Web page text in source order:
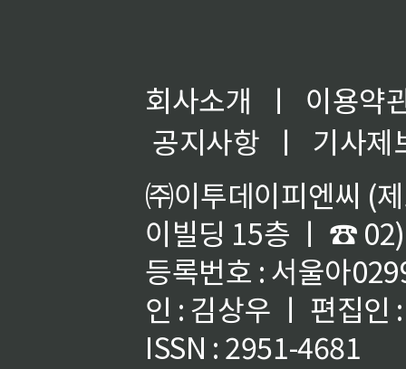
회사소개 ㅣ
이용약
공지사항
ㅣ
기사제
㈜이투데이피엔씨 (
이빌딩 15층 ㅣ ☎
등록번호 : 서울아
인 : 김상우 ㅣ 편집인
ISSN : 2951-4681